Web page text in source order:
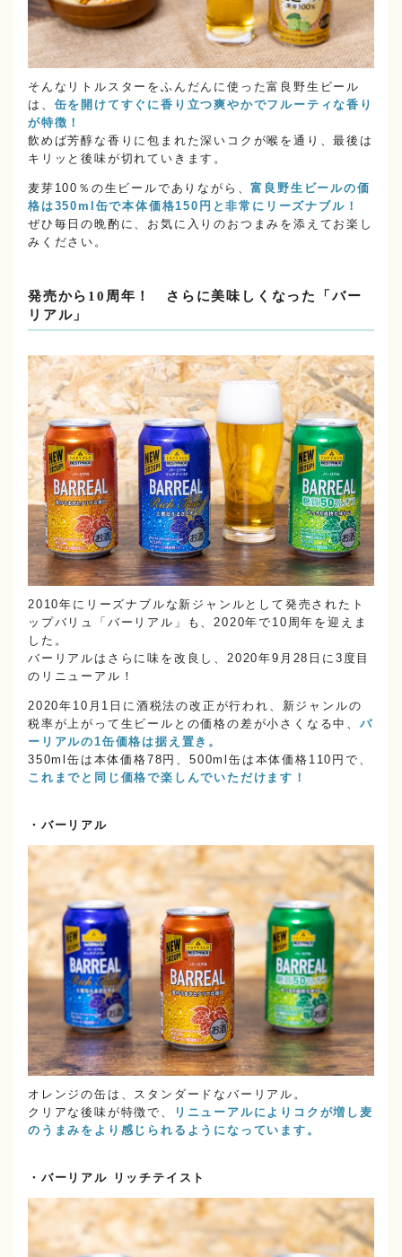
そんなリトルスターをふんだんに使った富良野生ビール
は、 缶を開けてすぐに香り立つ爽やかでフルーティな香り
が特徴！
飲めば芳醇な香りに包まれた深いコクが喉を通り、最後は
キリッと後味が切れていきます。
麦芽100％の生ビールでありながら、富良野生ビールの価
格は350ml缶で本体価格150円と非常にリーズナブル！
ぜひ毎日の晩酌に、お気に入りのおつまみを添えてお楽し
みください。
発売から10周年！ さらに美味しくなった「バー
リアル」
2010年にリーズナブルな新ジャンルとして発売されたト
ップバリュ「バーリアル」も、2020年で10周年を迎えま
した。
バーリアルはさらに味を改良し、2020年9月28日に3度目
のリニューアル！
2020年10月1日に酒税法の改正が行われ、新ジャンルの
税率が上がって生ビールとの価格の差が小さくなる中、バ
ーリアルの1缶価格は据え置き。
350ml缶は本体価格78円、500ml缶は本体価格110円で、
これまでと同じ価格で楽しんでいただけます！
・バーリアル
オレンジの缶は、スタンダードなバーリアル。
クリアな後味が特徴で、
リニューアルによりコクが増し麦
のうまみをより感じられるようになっています。
・バーリアル リッチテイスト